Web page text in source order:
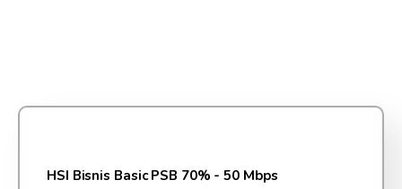
HSI Bisnis Basic PSB 70% - 50 Mbps